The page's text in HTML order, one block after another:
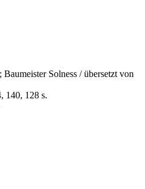
Solness / übersetzt von
140, 128 s.